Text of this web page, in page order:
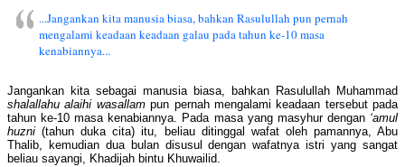
...Jangankan kita manusia biasa, bahkan Rasulullah pun pernah
mengalami keadaan keadaan galau pada tahun ke-10 masa
kenabiannya...
Jangankan kita sebagai manusia biasa, bahkan Rasulullah Muhammad
shalallahu alaihi wasallampun pernah mengalami keadaan tersebut pada
tahun ke-10 masa kenabiannya. Pada masa yang masyhur dengan ‘amul
huzni (tahun duka cita) itu, beliau ditinggal wafat oleh pamannya, Abu
Thalib, kemudian dua bulan disusul dengan wafatnya istri yang sangat
beliau sayangi, Khadijah bintu Khuwailid.